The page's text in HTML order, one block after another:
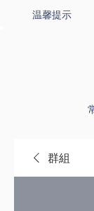
温馨提示
群組